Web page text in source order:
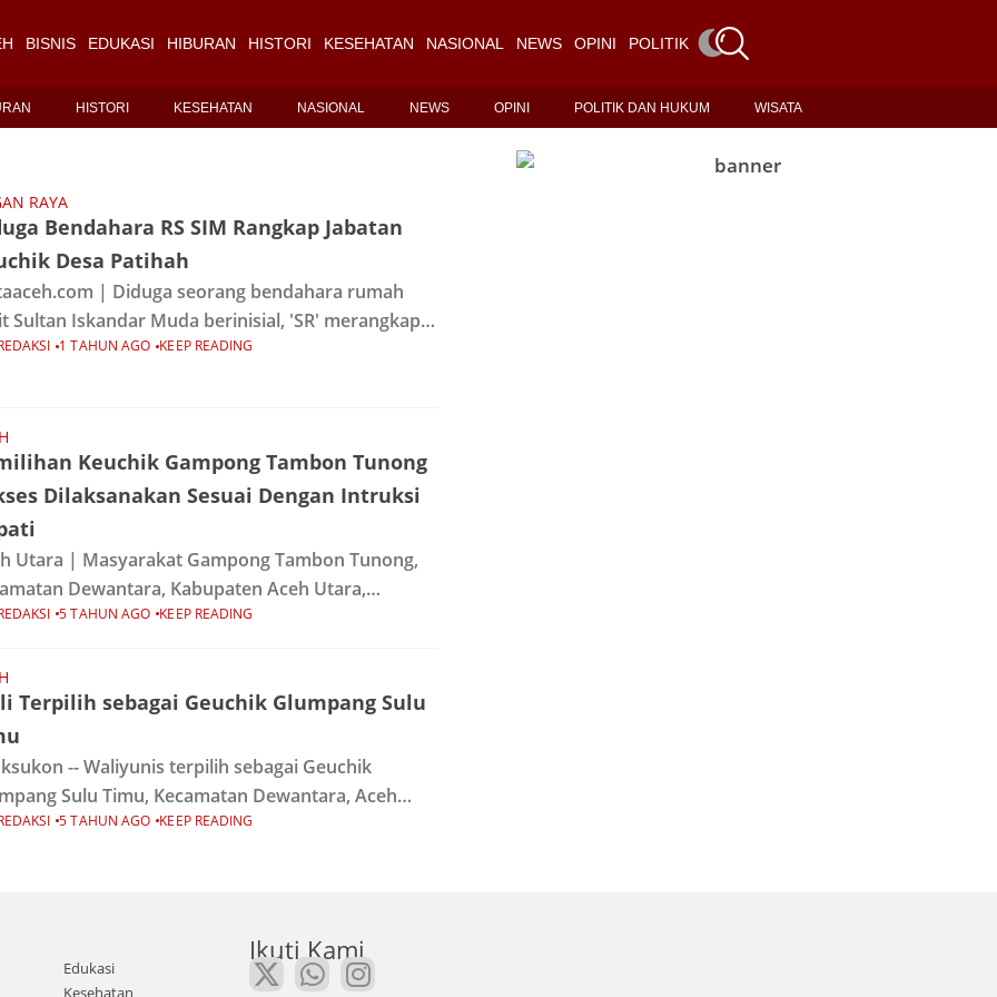
BISNIS EDUKASI HIBURAN HISTORI KESEHATAN NASIONAL NEWS OPINI POLITIK DAN HUKUM
HISTORI KESEHATAN NASIONAL NEWS OPINI POLITIK DAN HUKUM WISATA
RAYA
Bendahara RS SIM Rangkap Jabatan
Desa Patihah
| Diduga seorang bendahara rumah
Sultan Iskandar Muda berinisial, 'SR' merangkap
sebagai PJ Keuchik di Desa Ujong patihah
Kuala, Kab. Nagan Raya, menjadi
1 TAHUN AGO KEEP READING
Keuchik Gampong Tambon Tunong
Dilaksanakan Sesuai Dengan Intruksi
Utara | Masyarakat Gampong Tambon Tunong,
Dewantara, Kabupaten Aceh Utara,
pemilihan Keuchik/kepala desa periode
Gampong Tambon Tunong Kecamatan
Aceh Utara
5 TAHUN AGO KEEP READING
Terpilih sebagai Geuchik Glumpang Sulu
-- Waliyunis terpilih sebagai Geuchik
Sulu Timu, Kecamatan Dewantara, Aceh
masa bakti 2021-2026. Wali menyisihkan 2
lainnya, setelah unggul perolehan suara
5 TAHUN AGO KEEP READING
Edukasi
Ikuti Kami